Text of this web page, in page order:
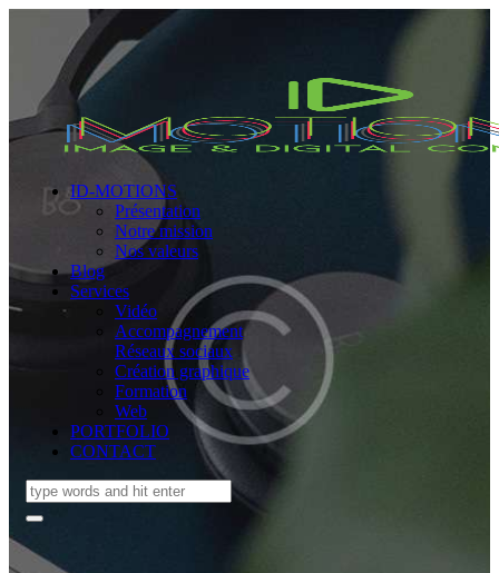
ID-MOTIONS
Présentation
Notre mission
Nos valeurs
Blog
Services
Vidéo
Accompagnement
Réseaux sociaux
Création graphique
Formation
Web
PORTFOLIO
CONTACT